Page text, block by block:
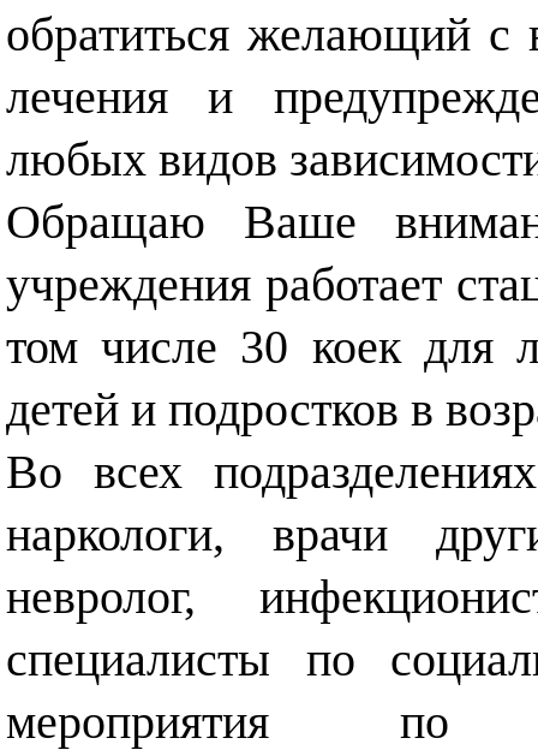
обратиться желающий с
лечения и
любых видов
Обращаю Ваше
учреждения работает
том числе 30 коек для
детей и подростков в
Во всех
наркологи, врачи
невролог,
специалисты по
мероприятия по